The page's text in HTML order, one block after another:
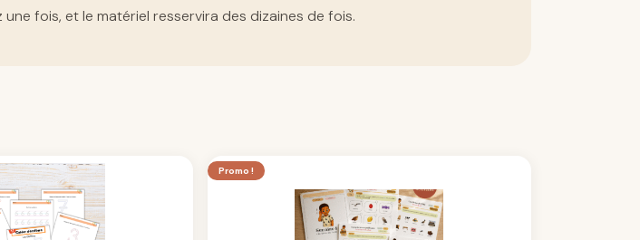
fois, et le matériel resservira des dizaines de fois.
Promo !
Le
prix
Le
prix
actuel